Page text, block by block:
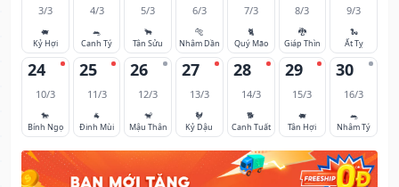
3/3
🐖
Kỷ Hợi
4/3
🐀
Canh Tý
5/3
🐂
Tân Sửu
6/3
🐅
Nhâm Dần
7/3
🐈
Quý Mão
8/3
🐉
Giáp Thìn
9/3
🐍
Ất Tỵ
24
10/3
🐎
Bính Ngọ
25
11/3
🐐
Đinh Mùi
26
12/3
🐒
Mậu Thân
27
13/3
🐓
Kỷ Dậu
28
14/3
🐕
Canh Tuất
29
15/3
🐖
Tân Hợi
30
16/3
🐀
Nhâm Tý